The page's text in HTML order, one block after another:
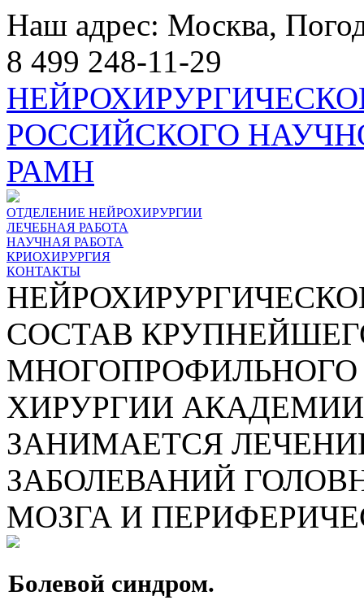
Наш адрес: Москва,
8 499 248-11-29
РОССИЙСКОГО
РАМН
ОТДЕЛЕНИЕ НЕЙРОХИРУРГИИ
ЛЕЧЕБНАЯ РАБОТА
НАУЧНАЯ РАБОТА
КРИОХИРУРГИЯ
КОНТАКТЫ
СОСТАВ
МНОГОПРОФИЛЬНОГО
ХИРУРГИИ
ЗАНИМАЕТСЯ
ЗАБОЛЕВАНИЙ
МОЗГА И
Болевой синдром.